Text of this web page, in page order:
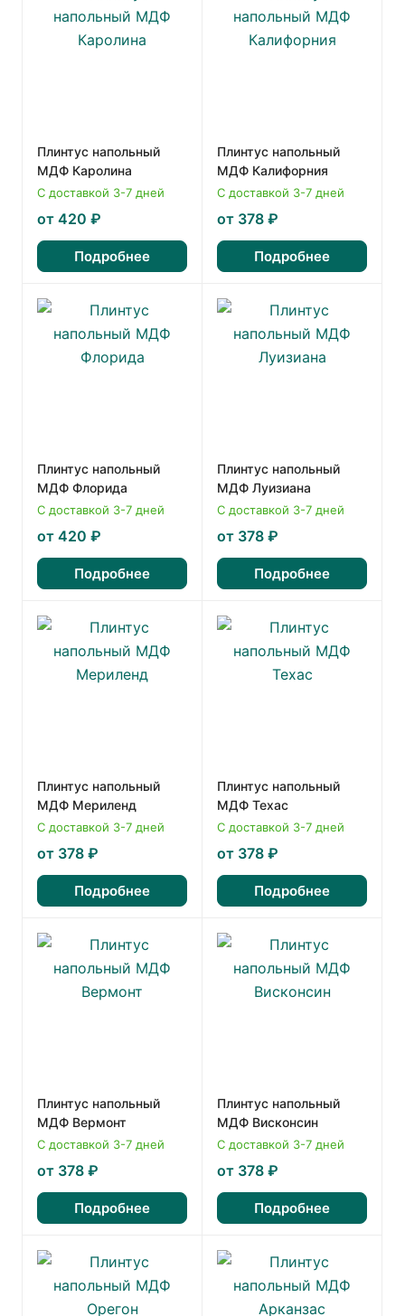
Плинтус напольный
МДФ Каролина
С доставкой 3-7 дней
от 420 ₽
Подробнее
Плинтус напольный
МДФ Калифорния
С доставкой 3-7 дней
от 378 ₽
Подробнее
Плинтус напольный
МДФ Флорида
С доставкой 3-7 дней
от 420 ₽
Подробнее
Плинтус напольный
МДФ Луизиана
С доставкой 3-7 дней
от 378 ₽
Подробнее
Плинтус напольный
МДФ Мериленд
С доставкой 3-7 дней
от 378 ₽
Подробнее
Плинтус напольный
МДФ Техас
С доставкой 3-7 дней
от 378 ₽
Подробнее
Плинтус напольный
МДФ Вермонт
С доставкой 3-7 дней
от 378 ₽
Подробнее
Плинтус напольный
МДФ Висконсин
С доставкой 3-7 дней
от 378 ₽
Подробнее